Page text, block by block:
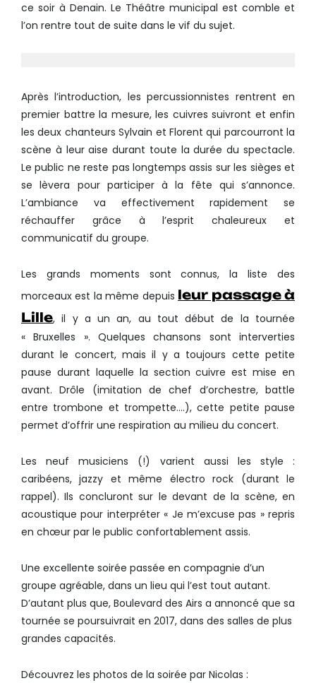
ce soir à Denain. Le Théâtre municipal est comble et
l’on rentre tout de suite dans le vif du sujet.
Après l’introduction, les percussionnistes rentrent en
premier battre la mesure, les cuivres suivront et enfin
les deux chanteurs Sylvain et Florent qui parcourront la
scène à leur aise durant toute la durée du spectacle.
Le public ne reste pas longtemps assis sur les sièges et
se lèvera pour participer à la fête qui s’annonce.
L’ambiance va effectivement rapidement se
réchauffer grâce à l’esprit chaleureux et
communicatif du groupe.
Les grands moments sont connus, la liste des
morceaux est la même depuis leur passage à
Lille, il y a un an, au tout début de la tournée
« Bruxelles ». Quelques chansons sont interverties
durant le concert, mais il y a toujours cette petite
pause durant laquelle la section cuivre est mise en
avant. Drôle (imitation de chef d’orchestre, battle
entre trombone et trompette….), cette petite pause
permet d’offrir une respiration au milieu du concert.
Les neuf musiciens (!) varient aussi les style :
caribéens, jazzy et même électro rock (durant le
rappel). Ils concluront sur le devant de la scène, en
acoustique pour interpréter « Je m’excuse pas » repris
en chœur par le public confortablement assis.
Une excellente soirée passée en compagnie d’un
groupe agréable, dans un lieu qui l’est tout autant.
D’autant plus que, Boulevard des Airs a annoncé que sa
tournée se poursuivrait en 2017, dans des salles de plus
grandes capacités.
Découvrez les photos de la soirée par Nicolas :